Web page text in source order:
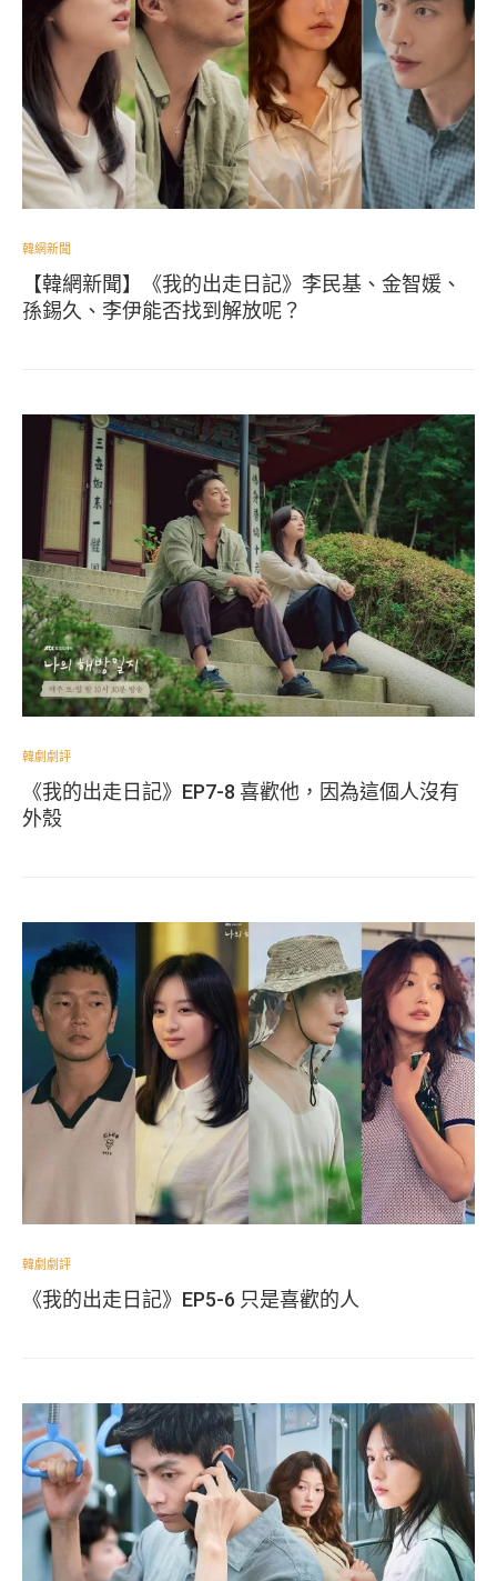
韓網新聞
【韓網新聞】《我的出走日記》李民基、金智媛、
孫錫久、李伊能否找到解放呢？
韓劇劇評
《我的出走日記》EP7-8 喜歡他，因為這個人沒有
外殼
韓劇劇評
《我的出走日記》EP5-6 只是喜歡的人